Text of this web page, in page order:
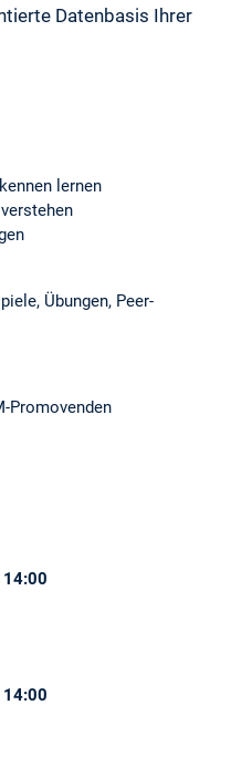
Datenbasis Ihrer
lernen
Übungen, Peer-
Promovenden
14:00